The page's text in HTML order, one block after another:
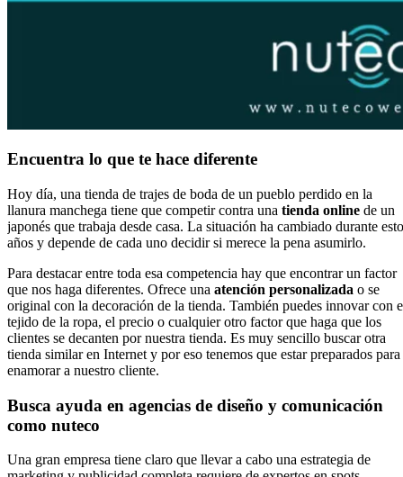
Encuentra lo que te hace diferente
Hoy día, una tienda de trajes de boda de un pueblo perdido en la
llanura manchega tiene que competir contra una tienda online de un
japonés que trabaja desde casa. La situación ha cambiado durante
años y depende de cada uno decidir si merece la pena asumirlo.
Para destacar entre toda esa competencia hay que encontrar un factor
que nos haga diferentes. Ofrece una atención personalizada o se
original con la decoración de la tienda. También puedes innovar con
tejido de la ropa, el precio o cualquier otro factor que haga que los
clientes se decanten por nuestra tienda. Es muy sencillo buscar otra
tienda similar en Internet y por eso tenemos que estar preparados para
enamorar a nuestro cliente.
Busca ayuda en agencias de diseño y comunicación
como nuteco
Una gran empresa tiene claro que llevar a cabo una estrategia de